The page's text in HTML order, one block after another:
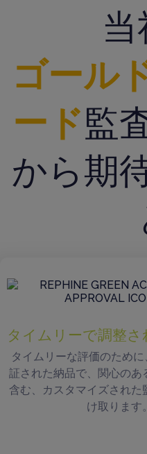
ゴール
ード監
から期
タイムリーで調整さ
タイムリーな評価のため
証された納品で、関心のあ
含む、カスタマイズされた
け取ります。